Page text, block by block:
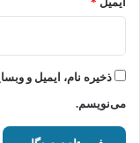
ذخیره نام، ایمیل و
می‌نویسم.